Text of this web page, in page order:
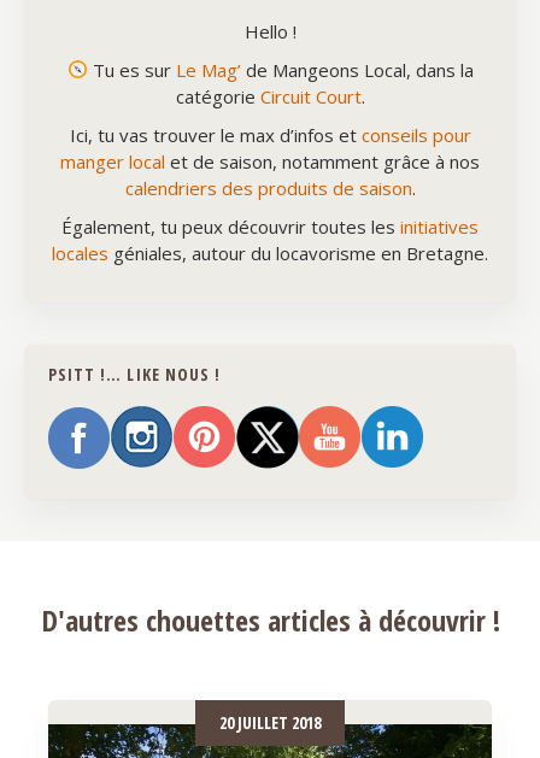
Hello !
Tu es sur Le Mag’de Mangeons Local, dans la
catégorie Circuit Court.
Ici, tu vas trouver le max d’infos et conseils pour
manger local et de saison, notamment grâce à nos
calendriers des produits de saison.
Également, tu peux découvrir toutes les initiatives
locales géniales, autour du locavorisme en Bretagne.
PSITT !… LIKE NOUS !
D'autres chouettes articles à découvrir !
20 JUILLET 2018